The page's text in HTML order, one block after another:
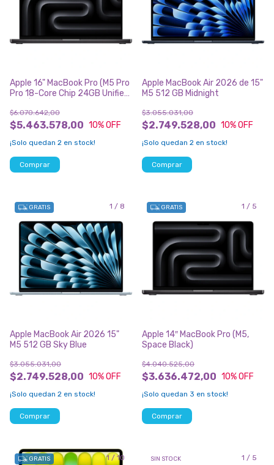
Apple 16" MacBook Pro (M5 Pro
Pro 18-Core Chip 24GB Unified
$5.463.578,00
$6.070.642,00
10% OFF
¡Solo quedan 2 en stock!
Apple MacBook Air 2026 de 15"
M5 512 GB Midnight
$2.749.528,00
$3.055.031,00
10% OFF
¡Solo quedan 2 en stock!
1 / 8
GRATIS
Apple MacBook Air 2026 15"
M5 512 GB Sky Blue
$2.749.528,00
$3.055.031,00
10% OFF
¡Solo quedan 2 en stock!
1 / 5
GRATIS
Apple 14″ MacBook Pro (M5,
Space Black)
$3.636.472,00
$4.040.525,00
10% OFF
¡Solo quedan 3 en stock!
1/10
GRATIS 1 / 5
SIN STOCK